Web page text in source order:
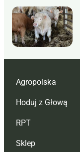
Agropolska
Redakcja
Reklama
Tagi
Hoduj z Głową
Hoduj z głową bydło
Hoduj z głową świnie
RPT
Redakcja
Sklep